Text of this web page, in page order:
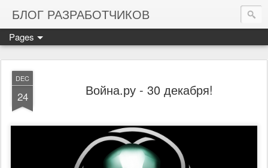
БЛОГ РАЗРАБОТЧИКОВ
Pages
DEC
24 Война.ру - 30 декабря!